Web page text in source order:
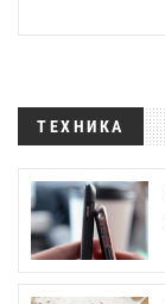
ТЕХНИКА